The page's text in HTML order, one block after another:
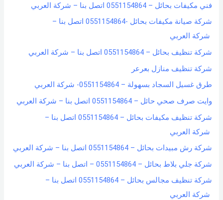
r
:
فني مكيفات بحائل – 0551154864 اتصل بنا – شركة العربي
شركة صيانة مكيفات بحائل -0551154864 اتصل بنا –
شركة العربي
شركة تنظيف بحائل – 0551154864 اتصل بنا – شركة العربي
شركة تنظيف منازل بعرعر
طرق غسيل السجاد بسهولة – 0551154864- شركة العربي
وايت صرف صحي حائل – 0551154864 اتصل بنا – شركة العربي
شركة تنظيف مكيفات بحائل – 0551154864 اتصل بنا –
شركة العربي
شركة رش مبيدات بحائل – 0551154864 اتصل بنا – شركة العربي
شركة جلي بلاط بحائل – 0551154864 – اتصل بنا – شركة العربي
شركة تنظيف مجالس بحائل – 0551154864 اتصل بنا –
شركة العربي